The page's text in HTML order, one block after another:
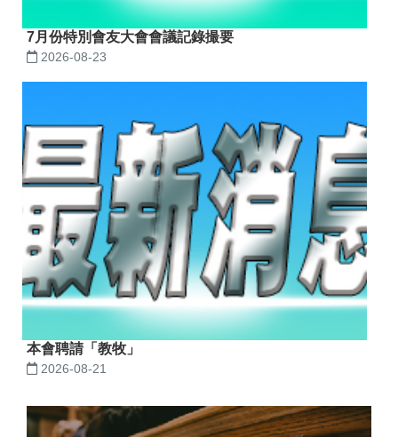
7月份特別會友大會會議記錄撮要
2026-08-23
本會聘請「教牧」
2026-08-21